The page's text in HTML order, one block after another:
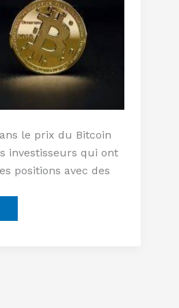
le prix du Bitcoin
investisseurs qui ont
positions avec des